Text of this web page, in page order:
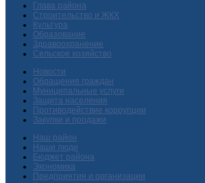
Глава района
Строительство и ЖКХ
Культура
Образование
Здравоохранение
Сельское хозяйство
Новости
Обращения граждан
Муниципальные услуги
Защита населения
Противодействие коррупции
Закупки и продажи
Наш район
Наши люди
Бюджет района
Экономика
Предприятия и организации